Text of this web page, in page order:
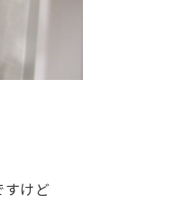
すけど